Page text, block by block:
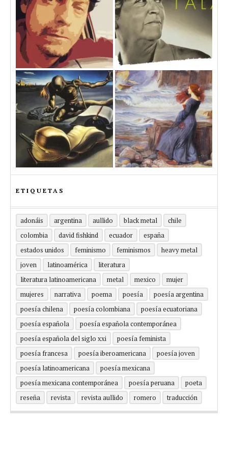
ETIQUETAS
adonáis argentina aullido black metal
chile
colombia
david fishkind ecuador
españa
estados unidos
feminismo feminismos
heavy metal
joven
latinoamérica
literatura
literatura latinoamericana
metal mexico
mujer
mujeres
narrativa poema poesía
poesía argentina
poesía chilena
poesía colombiana
poesía ecuatoriana
poesía española
poesía española contemporánea
poesía española del siglo xxi
poesía feminista
poesía francesa
poesía iberoamericana
poesía joven
poesía latinoamericana
poesía mexicana
poesía mexicana contemporánea
poesía peruana
poeta
reseña
revista revista aullido romero traducción